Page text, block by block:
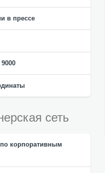
в прессе
сеть
корпоративным